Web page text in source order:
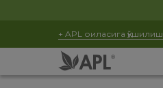
+ APL оиласига қўшилиш